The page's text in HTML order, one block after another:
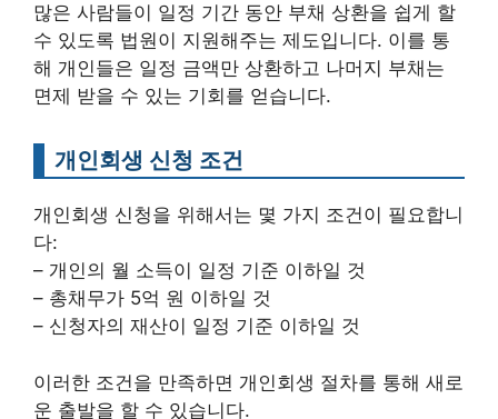
많은 사람들이 일정 기간 동안 부채 상환을 쉽게 할
수 있도록 법원이 지원해주는 제도입니다. 이를 통
해 개인들은 일정 금액만 상환하고 나머지 부채는
면제 받을 수 있는 기회를 얻습니다.
개인회생 신청 조건
개인회생 신청을 위해서는 몇 가지 조건이 필요합니
다:
– 개인의 월 소득이 일정 기준 이하일 것
– 총채무가 5억 원 이하일 것
– 신청자의 재산이 일정 기준 이하일 것
이러한 조건을 만족하면 개인회생 절차를 통해 새로
운 출발을 할 수 있습니다.